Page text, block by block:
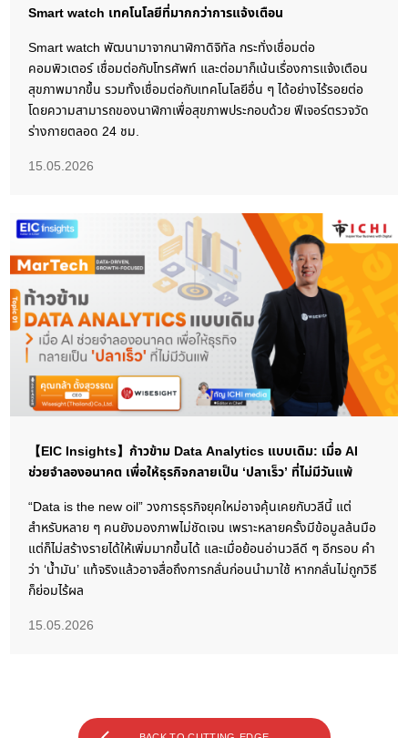
Smart watch เทคโนโลยีที่มากกว่าการแจ้งเตือน
Smart watch พัฒนามาจากนาฬิกาดิจิทัล กระทั่งเชื่อมต่อ
คอมพิวเตอร์ เชื่อมต่อกับโทรศัพท์ และต่อมาก็เน้นเรื่องการแจ้งเตือน
สุขภาพมากขึ้น รวมทั้งเชื่อมต่อกับเทคโนโลยีอื่น ๆ ได้อย่างไร้รอยต่อ
โดยความสามารถของนาฬิกาเพื่อสุขภาพประกอบด้วย ฟีเจอร์ตรวจวัด
ร่างกายตลอด 24 ชม.
15.05.2026
【EIC Insights】ก้าวข้าม Data Analytics แบบเดิม: เมื่อ AI
ช่วยจำลองอนาคต เพื่อให้ธุรกิจกลายเป็น ‘ปลาเร็ว’ ที่ไม่มีวันแพ้
“Data is the new oil” วงการธุรกิจยุคใหม่อาจคุ้นเคยกับวลีนี้ แต่
สำหรับหลาย ๆ คนยังมองภาพไม่ชัดเจน เพราะหลายครั้งมีข้อมูลล้นมือ
แต่ก็ไม่สร้างรายได้ให้เพิ่มมากขึ้นได้ และเมื่อย้อนอ่านวลีดี ๆ อีกรอบ คำ
ว่า ‘น้ำมัน’ แท้จริงแล้วอาจสื่อถึงการกลั่นก่อนนำมาใช้ หากกลั่นไม่ถูกวิธี
ก็ย่อมไร้ผล
15.05.2026